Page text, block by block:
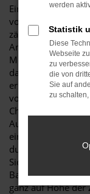
Ein VW Golf
vortrefflich für
zählt vor allem
Anfälligkeit für
Meisterwerkstatt
dass Ihr künftiger
erstklassigem
von Ravensburg
Check, den wir
Auswechseln der
ein Fahrzeug steht,
durch den Alltag
Baujahre des VW
ganz auf Höhe der
werden
Statistik
Diese
Webseite
zu
die von
Sie auf
zu